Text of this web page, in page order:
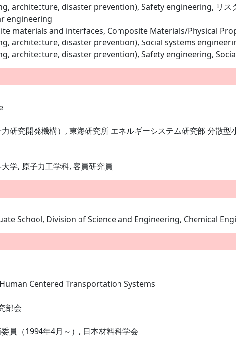
architecture, disaster prevention), Safety engineering, リス
engineering
materials and interfaces, Composite Materials/Physical
architecture, disaster prevention), Social systems
architecture, disaster prevention), Safety engineering,
研究開発機構）, 東海研究所 エネルギーシステム研究部 分散
学, 原子力工学科, 客員研究員
School, Division of Science and Engineering, Chemical
Centered Transportation Systems
部会
員（1994年4月～）, 日本材料科学会